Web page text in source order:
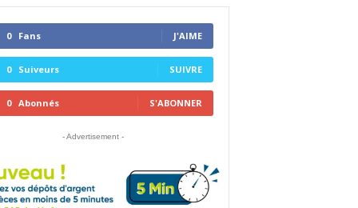
0 Fans J'AIME
0 Suiveurs SUIVRE
0 Abonnés S'ABONNER
- Advertisement -